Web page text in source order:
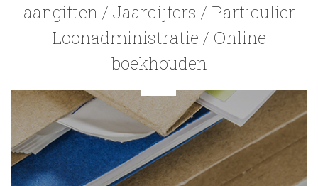
aangiften / Jaarcijfers / Particulier
Loonadministratie / Online
boekhouden